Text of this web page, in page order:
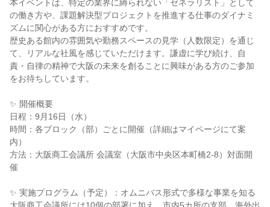
本イベントは、特定の業界に縛られない「ゼネラリスト」として
の働き方や、課題解決型プロジェクトを推進する仕事のダイナミ
ズムに関心がある方におすすめです。
歴史ある館内の雰囲気や勤務スペースの見学（人数限定）を通じ
て、リアルな社風を感じていただけます。謙虚に学び続け、自
責・自律の精神で大阪の未来を創ることに興味がある方のご参加
をお待ちしています。
✨ 開催概要
日程：9月16日（水）
時間：各ブロック（部）ごとに開催（詳細はマイページにて案
内）
方法：大阪商工会議所 会議室（大阪市中央区本町橋2-8）対面開
催
✨ 実施プログラム（予定）：オムニバス形式で多様な事業を知る